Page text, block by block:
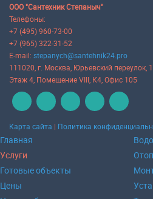
ООО "Сантехник Степаныч"
Телефоны:
+7 (495) 960-73-00
+7 (965) 322-31-52
E-mail: stepanych@santehnik24.pro
111020 , г. Москва Юрьевский переулок,
Этаж 4, Помещение VIII, К4, Офис 105
Карта сайта | Политика
Главная
Услуги
Готовые объекты
Цены